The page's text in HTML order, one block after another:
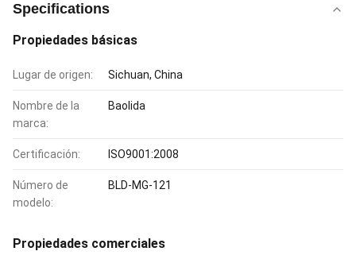
Specifications
Propiedades básicas
Lugar de origen: Sichuan, China
Nombre de la
marca:
Baolida
Certificación: ISO9001:2008
Número de
modelo:
BLD-MG-121
Propiedades comerciales